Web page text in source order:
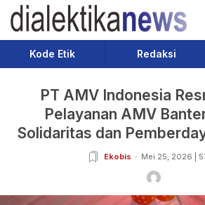
Dialektika News
Terkini dan Populer
Kode Etik Redaksi
PT AMV Indonesia
Pelayanan AMV
Solidaritas dan
Ekobis Mei 25, 2026 |